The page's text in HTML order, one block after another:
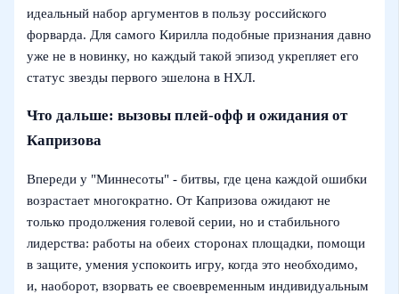
идеальный набор аргументов в пользу российского
форварда. Для самого Кирилла подобные признания давно
уже не в новинку, но каждый такой эпизод укрепляет его
статус звезды первого эшелона в НХЛ.
Что дальше: вызовы плей-офф и ожидания от
Капризова
Впереди у "Миннесоты" - битвы, где цена каждой ошибки
возрастает многократно. От Капризова ожидают не
только продолжения голевой серии, но и стабильного
лидерства: работы на обеих сторонах площадки, помощи
в защите, умения успокоить игру, когда это необходимо,
и, наоборот, взорвать ее своевременным индивидуальным